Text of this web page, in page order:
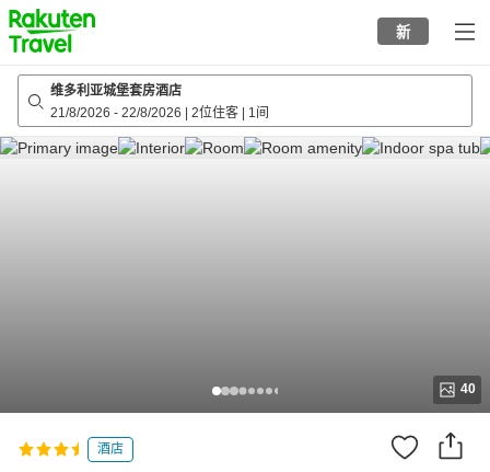
to
top
page
新
维多利亚城堡套房酒店
21/8/2026 - 22/8/2026 2位住客 1间
40
酒店